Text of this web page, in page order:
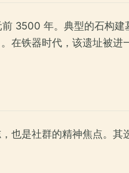
3500 年。典型的石构
。在铁器时代，该遗址被进
也是社群的精神焦点。